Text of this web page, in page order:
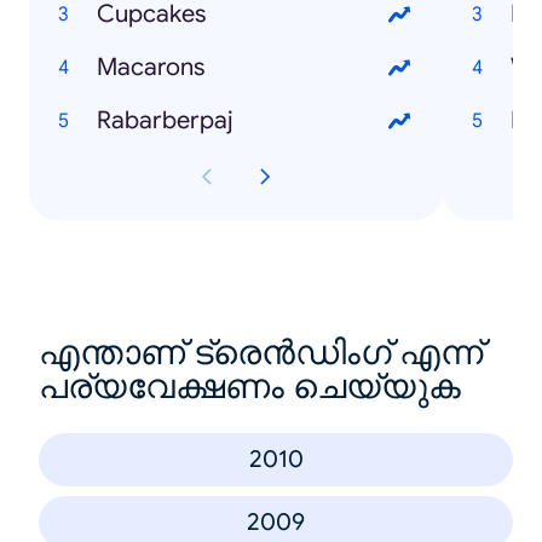
Cupcakes
Macarons
Rabarberpaj
എന്താണ് ട്രെൻഡിംഗ് എന്ന്
പര്യവേക്ഷണം ചെയ്യുക
2010
2009